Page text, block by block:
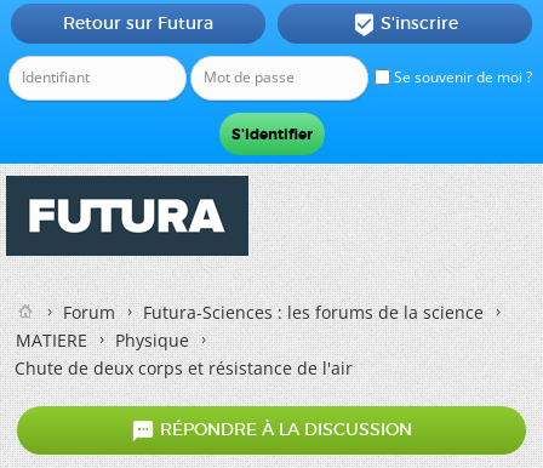
Se souvenir de moi ?
Retour sur Futura  S'inscrire
Forum
Futura-Sciences : les forums de la science
MATIERE
Physique
Chute de deux corps et résistance de l'air
 RÉPONDRE À LA DISCUSSION